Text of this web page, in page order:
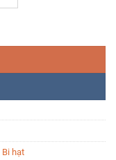
925 cao cấp quantity
Bi hạt